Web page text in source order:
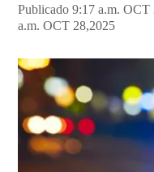
Publicado 9:17 a.m. OCT
a.m. OCT 28,2025